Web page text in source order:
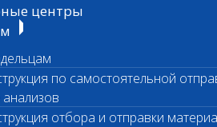
центры
по самостоятельной
отбора и отправки
поддержка
звонок